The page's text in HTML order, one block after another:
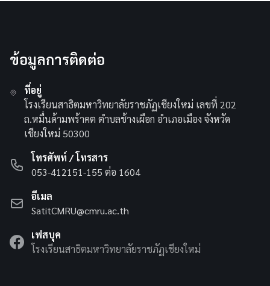
ข้อมูลการติดต่อ
ที่อยู่
โรงเรียนสาธิตมหาวิทยาลัยราชภัฏเชียงใหม่ เลขที่ 202
ถ.หมื่นด้ามพร้าคต ตำบลช้างเผือก อำเภอเมือง จังหวัด
เชียงใหม่ 50300
โทรศัพท์ / โทรสาร
053-412151-155 ต่อ 1604
อีเมล
SatitCMRU@cmru.ac.th
เฟสบุค
โรงเรียนสาธิตมหาวิทยาลัยราชภัฏเชียงใหม่